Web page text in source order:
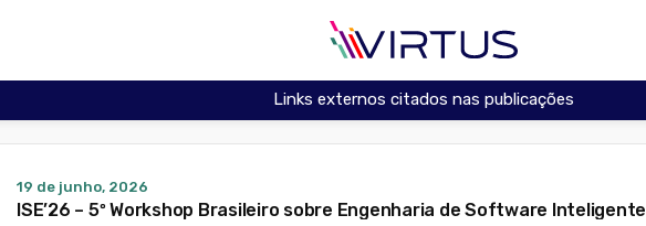
Links externos citados nas publicações
19 de junho, 2026
ISE’26 – 5º Workshop Brasileiro sobre Engenharia de Software Inteligente